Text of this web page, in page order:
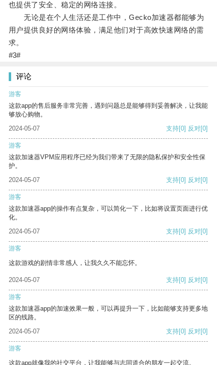
也提供了安全、稳定的网络连接。
无论是在个人生活还是工作中，Gecko加速器都能够为
用户提供良好的网络体验，满足他们对于高效快速网络的需
求。
#3#
评论
游客
这款app的售后服务非常完善，遇到问题总是能够得到妥善解决，让我能
够放心购物。
2024-05-07
支持[0] 反对[0]
游客
这款加速器VPM应用程序已经为我们带来了无限的隐私保护和安全性保
护。
2024-05-07
支持[0] 反对[0]
游客
这款加速器app的操作有点复杂，可以简化一下，比如将设置页面进行优
化。
2024-05-07
支持[0] 反对[0]
游客
这款游戏的剧情非常感人，让我久久不能忘怀。
2024-05-07 支持[0] 反对[0]
游客
这款加速器app的加速效果一般，可以再提升一下，比如能够支持更多地
区的线路。
2024-05-07
支持[0] 反对[0]
游客
这款app就像我的社交平台，让我能够与志同道合的朋友一起交流。